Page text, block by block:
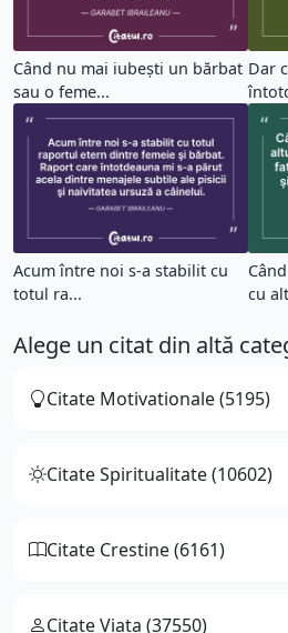
Când nu mai iubeşti un bărbat
sau o feme...
Dar
Acum între noi s-a stabilit cu
totul ra...
cu
Alege un citat din altă
Citate Motivationale (5195)
Citate Spiritualitate (10602)
Citate Crestine (6161)
Citate Viata (37550)